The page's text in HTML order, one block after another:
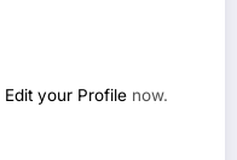
Edit your Profile now.